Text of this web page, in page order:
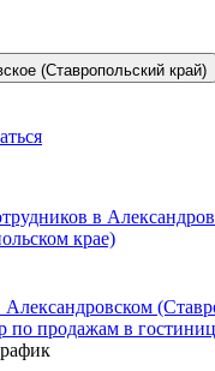
(Ставропольский край)
в
крае)
по продажам в